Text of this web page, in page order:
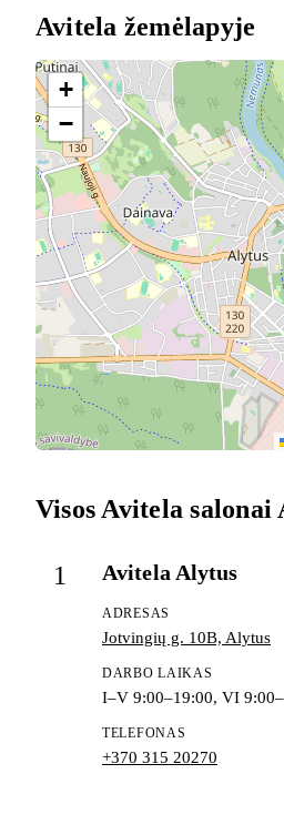
Avitela žemėlapyje
+
−
Visos Avitela salonai
1 Avitela Alytus
ADRESAS
Jotvingių g. 10B, Alytus
DARBO LAIKAS
I–V 9:00–19:00, VI
TELEFONAS
+370 315 20270